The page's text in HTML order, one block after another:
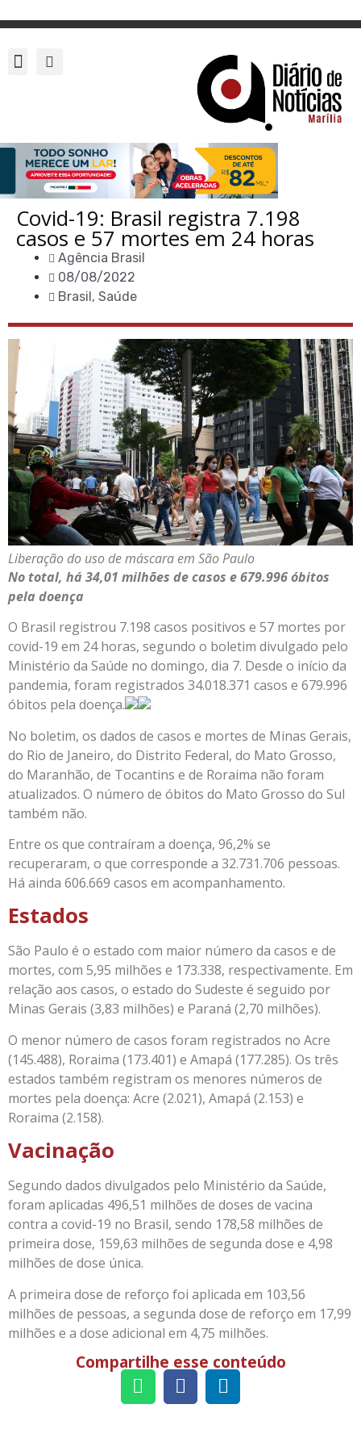
Covid-19: Brasil registra 7.198
casos e 57 mortes em 24 horas
Agência Brasil
08/08/2022
Brasil, Saúde
Liberação do uso de máscara em São Paulo
No total, há 34,01 milhões de casos e 679.996 óbitos
pela doença
O Brasil registrou 7.198 casos positivos e 57 mortes por
covid-19 em 24 horas, segundo o boletim divulgado pelo
Ministério da Saúde no domingo, dia 7. Desde o início da
pandemia, foram registrados 34.018.371 casos e 679.996
óbitos pela doença.
No boletim, os dados de casos e mortes de Minas Gerais,
do Rio de Janeiro, do Distrito Federal, do Mato Grosso,
do Maranhão, de Tocantins e de Roraima não foram
atualizados. O número de óbitos do Mato Grosso do Sul
também não.
Entre os que contraíram a doença, 96,2% se
recuperaram, o que corresponde a 32.731.706 pessoas.
Há ainda 606.669 casos em acompanhamento.
Estados
São Paulo é o estado com maior número da casos e de
mortes, com 5,95 milhões e 173.338, respectivamente. Em
relação aos casos, o estado do Sudeste é seguido por
Minas Gerais (3,83 milhões) e Paraná (2,70 milhões).
O menor número de casos foram registrados no Acre
(145.488), Roraima (173.401) e Amapá (177.285). Os três
estados também registram os menores números de
mortes pela doença: Acre (2.021), Amapá (2.153) e
Roraima (2.158).
Vacinação
Segundo dados divulgados pelo Ministério da Saúde,
foram aplicadas 496,51 milhões de doses de vacina
contra a covid-19 no Brasil, sendo 178,58 milhões de
primeira dose, 159,63 milhões de segunda dose e 4,98
milhões de dose única.
A primeira dose de reforço foi aplicada em 103,56
milhões de pessoas, a segunda dose de reforço em 17,99
milhões e a dose adicional em 4,75 milhões.
Compartilhe esse conteúdo